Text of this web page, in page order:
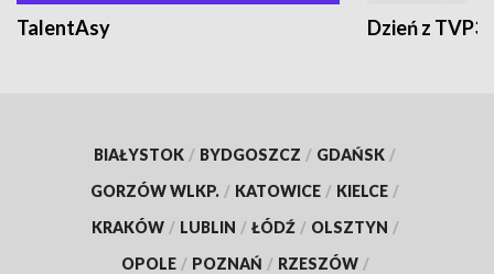
TalentAsy Dzień z TVP3
BIAŁYSTOK / BYDGOSZCZ / GDAŃSK /
GORZÓW WLKP. / KATOWICE / KIELCE /
KRAKÓW / LUBLIN / ŁÓDŹ / OLSZTYN /
OPOLE / POZNAŃ / RZESZÓW /